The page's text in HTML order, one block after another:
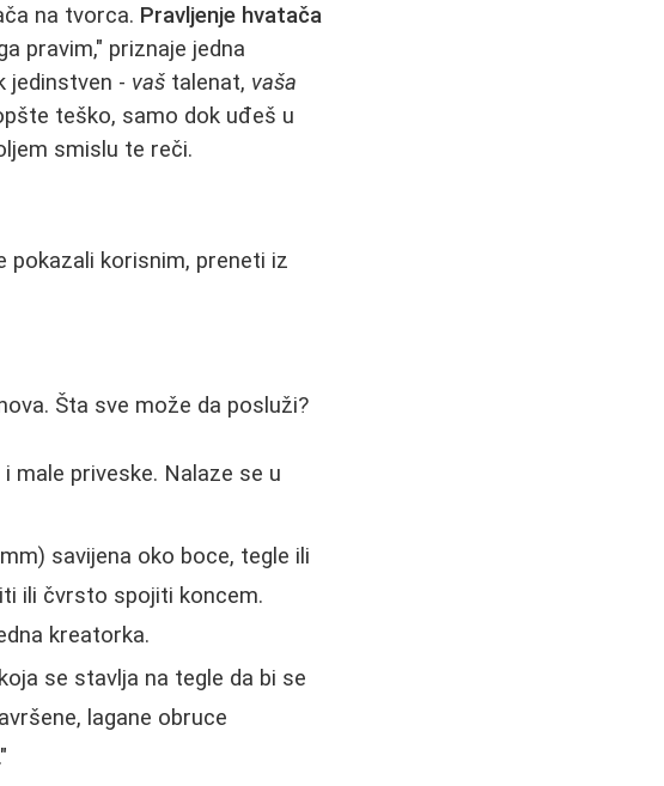
na tvorca. Pravljenje hvatača
pravim," priznaje jedna
jedinstven - vaš talenat, vaša
teško, samo dok uđeš u
smislu te reči.
pokazali korisnim, preneti iz
Šta sve može da posluži?
male priveske. Nalaze se u
savijena oko boce, tegle ili
ili čvrsto spojiti koncem.
kreatorka.
se stavlja na tegle da bi se
lagane obruce